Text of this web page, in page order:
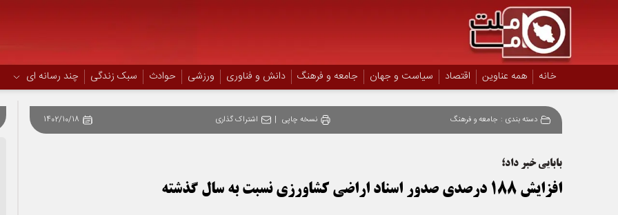
خانه همه عناوین اقتصاد سیاست و جهان جامعه و فرهنگ دانش و فناوری ورزشی حوادث سبک زندگی چند رسانه ای
دسته بندی : جامعه و فرهنگ نسخه چاپی | اشتراک گذاری 1402/10/18
بابایی خبر داد؛
افزایش 188 درصدی صدور اسناد اراضی کشاورزی نسبت به سال گذشته